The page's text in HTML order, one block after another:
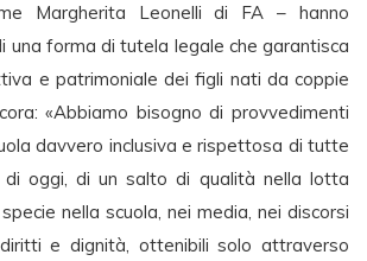
Margherita Leonelli di FA – hanno
una forma di tutela legale che garantisca
e patrimoniale dei figli nati da coppie
«Abbiamo bisogno di provvedimenti
davvero inclusiva e rispettosa di tutte
oggi, di un salto di qualità nella lotta
nella scuola, nei media, nei discorsi
e dignità, ottenibili solo attraverso